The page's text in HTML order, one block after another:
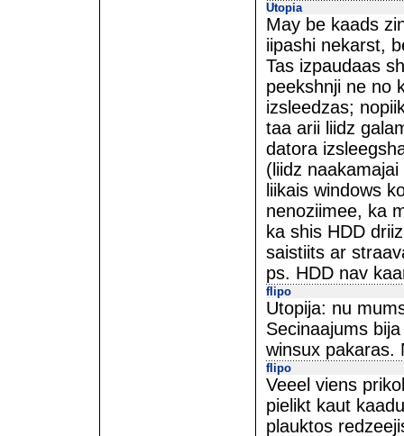
Utopia
May be kaads
iipashi nekarst,
Tas izpaudaas
peekshnji ne no
izsleedzas;
taa arii liidz
datora
(liidz
liikais windows
nenoziimee, ka
ka shis HDD
saistiits ar
ps. HDD nav
flipo
Utopija: nu
Secinaajums
winsux pakaras.
flipo
Veeel viens
pielikt kaut
plauktos